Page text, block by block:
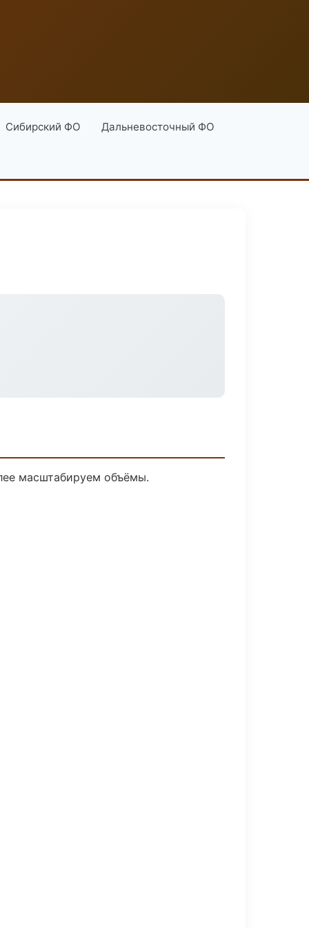
Сибирский ФО Дальневосточный ФО
масштабируем объёмы.